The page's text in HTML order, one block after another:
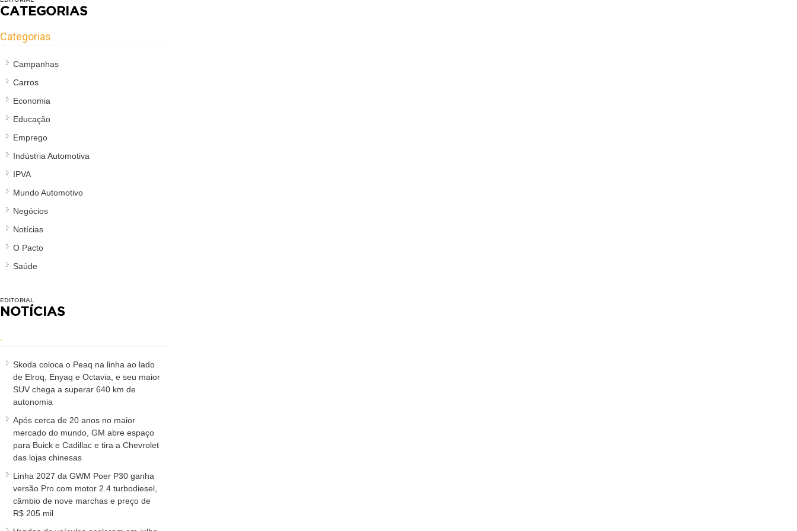
CATEGORIAS
Categorias
Campanhas
Carros
Economia
Educação
Emprego
Indústria Automotiva
IPVA
Mundo Automotivo
Negócios
Notícias
O Pacto
Saúde
EDITORIAL
NOTÍCIAS
.
Skoda coloca o Peaq na linha ao lado
de Elroq, Enyaq e Octavia, e seu maior
SUV chega a superar 640 km de
autonomia
Após cerca de 20 anos no maior
mercado do mundo, GM abre espaço
para Buick e Cadillac e tira a Chevrolet
das lojas chinesas
Linha 2027 da GWM Poer P30 ganha
versão Pro com motor 2.4 turbodiesel,
câmbio de nove marchas e preço de
R$ 205 mil